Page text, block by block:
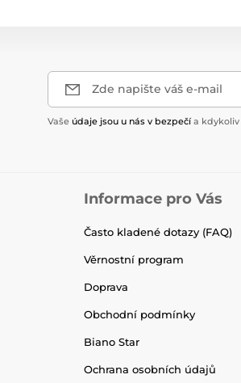
Zde napište váš e-mail
Vaše údaje jsou u nás v bezpečí a
Informace pro Vás
Často kladené dotazy (FAQ)
Věrnostní program
Doprava
Obchodní podmínky
Biano Star
Ochrana osobních údajů